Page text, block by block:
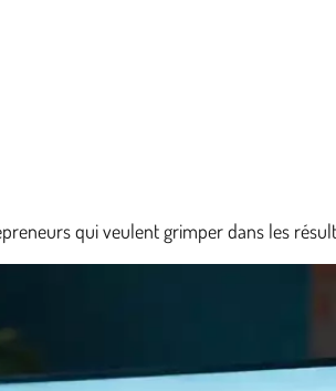
qui veulent grimper dans les